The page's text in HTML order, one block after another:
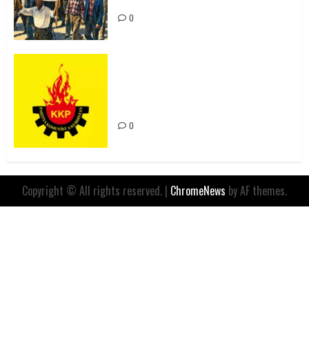
0
0
Copyright © All rights reserved. | ChromeNews by AF themes.